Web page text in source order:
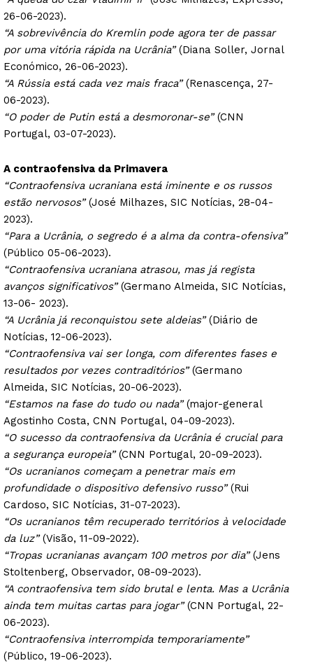
26-06-2023).
“A sobrevivência do Kremlin pode agora ter de passar
por uma vitória rápida na Ucrânia”(Diana Soller, Jornal
Económico, 26-06-2023).
“A Rússia está cada vez mais fraca”(Renascença, 27-
06-2023).
“O poder de Putin está a desmoronar-se”(CNN
Portugal, 03-07-2023).
A contraofensiva da Primavera
“Contraofensiva ucraniana está iminente e os russos
estão nervosos”(José Milhazes, SIC Notícias, 28-04-
2023).
“Para a Ucrânia, o segredo é a alma da contra-ofensiva”
(Público 05-06-2023).
“Contraofensiva ucraniana atrasou, mas já regista
avanços significativos”(Germano Almeida, SIC Notícias,
13-06- 2023).
“A Ucrânia já reconquistou sete aldeias”(Diário de
Notícias, 12-06-2023).
“Contraofensiva vai ser longa, com diferentes fases e
resultados por vezes contraditórios”(Germano
Almeida, SIC Notícias, 20-06-2023).
“Estamos na fase do tudo ou nada”(major-general
Agostinho Costa, CNN Portugal, 04-09-2023).
“O sucesso da contraofensiva da Ucrânia é crucial para
a segurança europeia”(CNN Portugal, 20-09-2023).
“Os ucranianos começam a penetrar mais em
profundidade o dispositivo defensivo russo”(Rui
Cardoso, SIC Notícias, 31-07-2023).
“Os ucranianos têm recuperado territórios à velocidade
da luz”(Visão, 11-09-2022).
“Tropas ucranianas avançam 100 metros por dia”(Jens
Stoltenberg, Observador, 08-09-2023).
“A contraofensiva tem sido brutal e lenta. Mas a Ucrânia
ainda tem muitas cartas para jogar”(CNN Portugal, 22-
06-2023).
“Contraofensiva interrompida temporariamente”
(Público, 19-06-2023).